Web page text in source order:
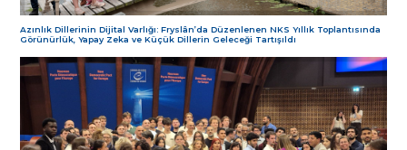
Azınlık Dillerinin Dijital Varlığı: Fryslân’da Düzenlenen NKS Yıllık Toplantısında
Görünürlük, Yapay Zeka ve Küçük Dillerin Geleceği Tartışıldı